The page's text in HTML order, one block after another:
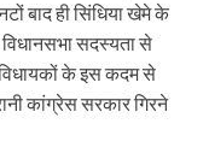
बाद ही सिंधिया खेमे के
सदस्यता से
के इस कदम से
कांग्रेस सरकार गिरने